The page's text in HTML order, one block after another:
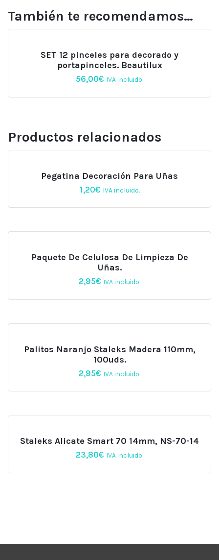
También te recomendamos…
SET 12 pinceles para decorado y
portapinceles. Beautilux
56,00€ IVA incluido.
Productos relacionados
Pegatina Decoración Para Uñas
1,20€ IVA incluido.
Paquete De Celulosa De Limpieza De
Uñas.
2,95€ IVA incluido.
Palitos Naranjo Staleks Madera 110mm,
100uds.
2,95€ IVA incluido.
Staleks Alicate Smart 70 14mm, NS-70-14
23,80€ IVA incluido.